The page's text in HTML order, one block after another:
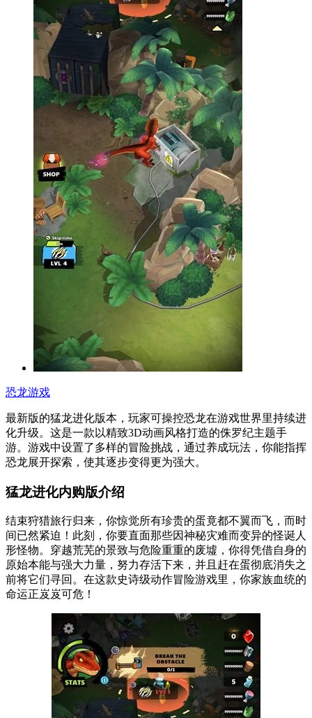
恐龙游戏
最新版的猛龙进化版本，玩家可操控恐龙在游戏世界里持续进
化升级。这是一款以精致3D动画风格打造的侏罗纪主题手
游。游戏中设置了多样的冒险挑战，通过养成玩法，你能指挥
恐龙展开探索，使其逐步变得更为强大。
猛龙进化内购版介绍
结束狩猎旅行归来，你惊觉所有珍贵的蛋竟都不翼而飞，而时
间已然紧迫！此刻，你要直面那些因神秘灾难而变异的怪诞人
形怪物。穿越荒芜的景致与危险重重的废墟，你得凭借自身的
原始本能与强大力量，努力存活下来，并且赶在蛋彻底消失之
前将它们寻回。在这款史诗级动作冒险游戏里，你家族血统的
命运正岌岌可危！